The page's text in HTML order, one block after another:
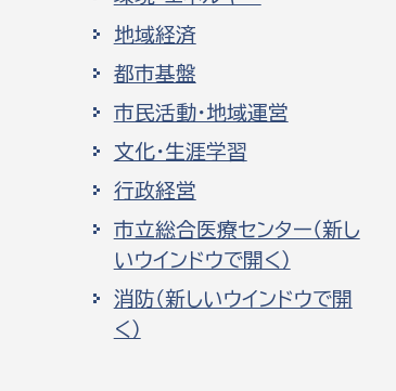
地域経済
都市基盤
市民活動・地域運営
文化・生涯学習
行政経営
市立総合医療センター（新し
いウインドウで開く）
消防（新しいウインドウで開
く）